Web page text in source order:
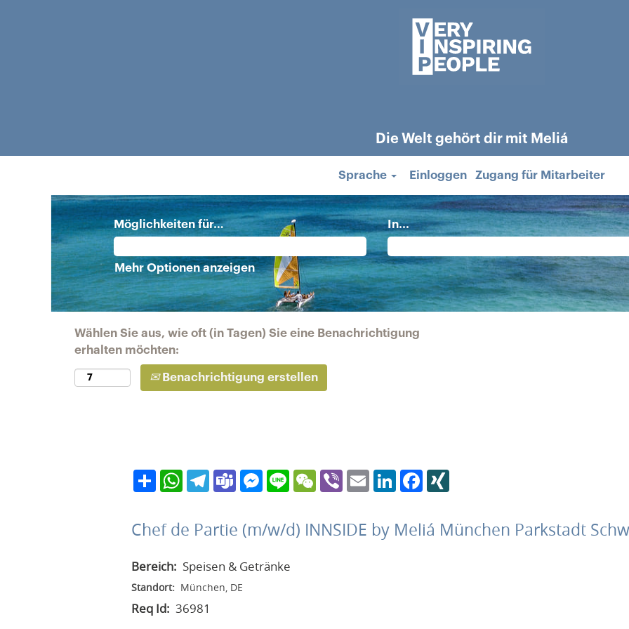
Die Welt gehört dir mit Meliá
Sprache Einloggen Zugang für Mitarbeiter
Möglichkeiten für… In...
Mehr Optionen anzeigen
Wählen Sie aus, wie oft (in Tagen) Sie eine Benachrichtigung
erhalten möchten:
Benachrichtigung erstellen
TeilenWhatsApp
Telegram
TeamsMessenger
Line WeChatViberEmailLinkedInFacebook
Chef de Partie (m/w/d) INNSIDE by Meliá München Parkstadt
Bereich: Speisen & Getränke
Standort: München, DE
Req Id: 36981